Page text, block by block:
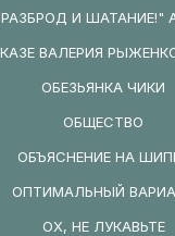
И ШАТАНИЕ!"
ВАЛЕРИЯ
ОБЕЗЬЯНКА ЧИКИ
ОБЩЕСТВО
ОБЪЯСНЕНИЕ НА
ОПТИМАЛЬНЫЙ
ОХ, НЕ ЛУКАВЬТЕ